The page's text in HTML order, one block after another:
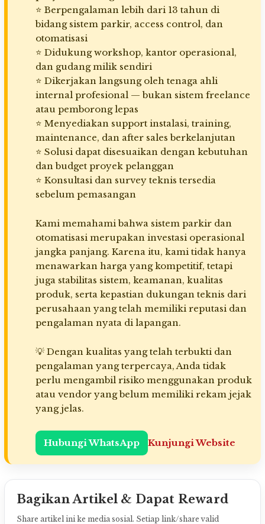
⭐ Berpengalaman lebih dari 13 tahun di
bidang sistem parkir, access control, dan
otomatisasi
⭐ Didukung workshop, kantor operasional,
dan gudang milik sendiri
⭐ Dikerjakan langsung oleh tenaga ahli
internal profesional — bukan sistem freelance
atau pemborong lepas
⭐ Menyediakan support instalasi, training,
maintenance, dan after sales berkelanjutan
⭐ Solusi dapat disesuaikan dengan kebutuhan
dan budget proyek pelanggan
⭐ Konsultasi dan survey teknis tersedia
sebelum pemasangan
Kami memahami bahwa sistem parkir dan
otomatisasi merupakan investasi operasional
jangka panjang. Karena itu, kami tidak hanya
menawarkan harga yang kompetitif, tetapi
juga stabilitas sistem, keamanan, kualitas
produk, serta kepastian dukungan teknis dari
perusahaan yang telah memiliki reputasi dan
pengalaman nyata di lapangan.
💡 Dengan kualitas yang telah terbukti dan
pengalaman yang terpercaya, Anda tidak
perlu mengambil risiko menggunakan produk
atau vendor yang belum memiliki rekam jejak
yang jelas.
Hubungi WhatsApp Kunjungi Website
Bagikan Artikel & Dapat Reward
Share artikel ini ke media sosial. Setiap link/share valid